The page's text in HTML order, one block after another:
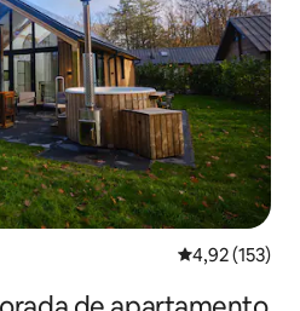
4,92 de uma
4,92 (153)